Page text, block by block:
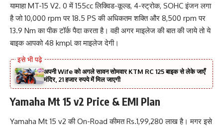
यामाहा MT-15 V2. 0 में 155cc लिक्विड-कूल्ड, 4-स्ट्रोक, SOHC इंजन लगा
है जो 10,000 rpm पर 18.5 PS की अधिकतम शक्ति और 8,500 rpm पर
13.9 Nm का पीक टॉर्क पैदा करता है। वही अगर माइलेज की बात की जाये तो ये
बाइक आपको 48 kmpl का माइलेज देगी।
अपनी Wife को अगले सावन सोमवार KTM RC 125 बाइक से लेके जाएँ
मंदिर, 21 हजार रुपये में मिल जाएगी
Yamaha Mt 15 v2 Price & EMI Plan
Yamaha Mt 15 v2 की On-Road कीमत Rs.1,99,280 लाख है। मगर इसे